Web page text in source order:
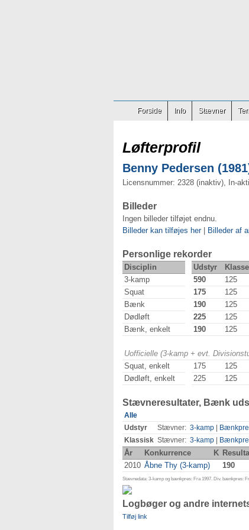
Forside Info Stævner
Løfterprofil
Benny Pedersen
Licensnummer: 2328 (inaktiv), In-
Billeder
Ingen billeder tilføjet endnu.
Billeder kan tilføjes her| Billeder af
Personlige rekorder
Disciplin Udstyr Klasse
3-kamp
590 125
Squat
175 125
Bænk
190 125
Dødløft
225 125
Bænk, enkelt
190 125
Uofficielle (3-kamp + evt.
Squat, enkelt
175 125
Dødløft, enkelt
225 125
Stævneresultater, Bænk
Alle
Udstyr
Stævner: 3-kamp
Klassisk Stævner: 3-kamp
År Konkurrence K
2010 Åbne Thy (3-kamp) 190
Stævnedata: 3-kamp og bænkpres: Fra 1997. Div. bænkpres:
Logbøger og andre
Tilføj link